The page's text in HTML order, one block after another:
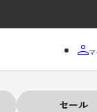
マ
セール